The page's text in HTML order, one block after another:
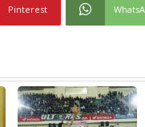
Pinterest